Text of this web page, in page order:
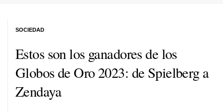
Estos son los ganadores de los
Globos de Oro 2023: de Spielberg a
Zendaya
SOCIEDAD